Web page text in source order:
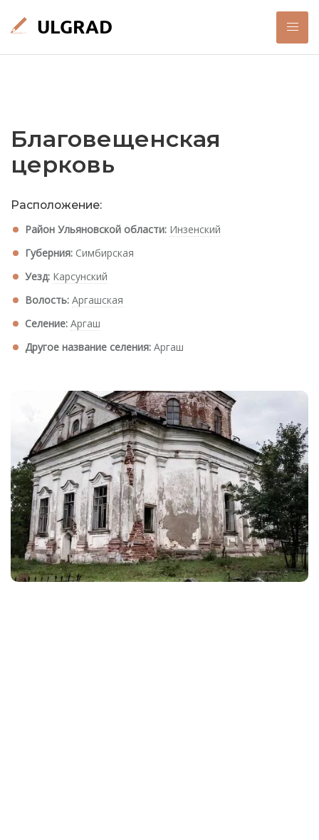
Благовещенская
церковь
Расположение:
Район Ульяновской области: Инзенский
Губерния: Симбирская
Уезд: Карсунский
Волость: Аргашская
Селение: Аргаш
Другое название селения: Аргаш